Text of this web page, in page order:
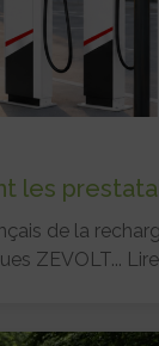
les
de la
ZEVOLT...